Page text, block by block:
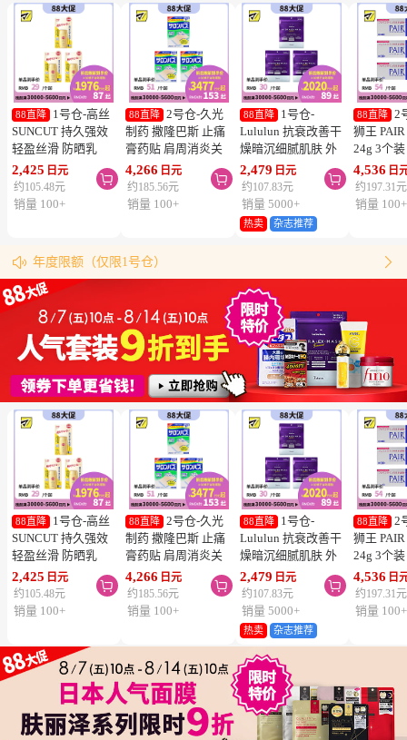
88直降
1号仓-高丝
SUNCUT 持久强效
轻盈丝滑 防晒乳
SPF50+ PA++++
50ml 3个装 阻隔紫
外线 持久耐水 户外
2,425 日元
约105.48元

销量 100+
88直降
2号仓-久光
制药 撒隆巴斯 止痛
膏药贴 肩周消炎关
节颈椎疼 4.6×7.2cm
120贴 3个装【第3类
医药品】
4,266 日元
约185.56元

销量 100+
88直降
1号仓-
Lululun 抗衰改善干
燥暗沉细腻肌肤 外
泌体精华液保湿面膜
7片 3个装 Exosome
增加肌肤弹力透明感
2,479 日元
约107.83元

销量 5000+
热卖 杂志推荐
88直降
2
狮王
24g 3个
疮 去痘
舒缓炎症
类医药品
4,536 日
约197.31元
销量 100+
 年度限额（仅限1号仓）
同仓库满5000日元包邮（仅限中国大陆地区）
松本清粉丝群来啦！
跳转搜索结果

88直降
1号仓-高丝
SUNCUT 持久强效
轻盈丝滑 防晒乳
SPF50+ PA++++
50ml 3个装 阻隔紫
外线 持久耐水 户外
2,425 日元
约105.48元

销量 100+
88直降
2号仓-久光
制药 撒隆巴斯 止痛
膏药贴 肩周消炎关
节颈椎疼 4.6×7.2cm
120贴 3个装【第3类
医药品】
4,266 日元
约185.56元

销量 100+
88直降
1号仓-
Lululun 抗衰改善干
燥暗沉细腻肌肤 外
泌体精华液保湿面膜
7片 3个装 Exosome
增加肌肤弹力透明感
2,479 日元
约107.83元

销量 5000+
热卖 杂志推荐
88直降
2
狮王
24g 3个
疮 去痘
舒缓炎症
类医药品
4,536 日
约197.31元
销量 100+